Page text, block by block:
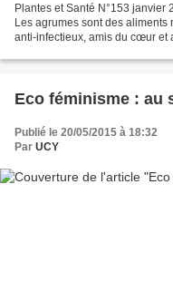
Plantes et Santé N°153 janvier
Les agrumes sont des aliments
anti-infectieux, amis du cœur et
Eco féminisme : au
Publié le 20/05/2015 à 18:32
Par UCY